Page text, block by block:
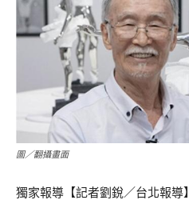
圖／翻攝畫面
獨家報導【記者劉銳／台北報導】